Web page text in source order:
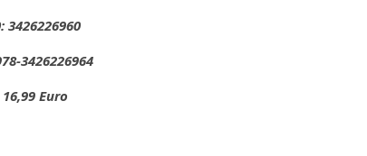
3426226960
3426226964
Euro